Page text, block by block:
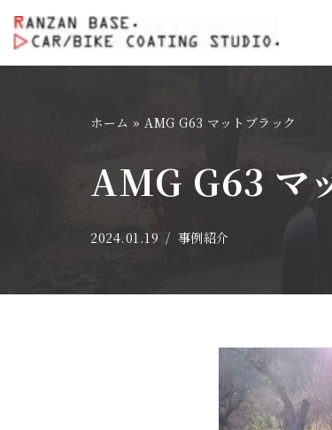
コ
ホーム » AMG G63 マットブラック
AMG G63 マ
2024.01.19 事例紹介